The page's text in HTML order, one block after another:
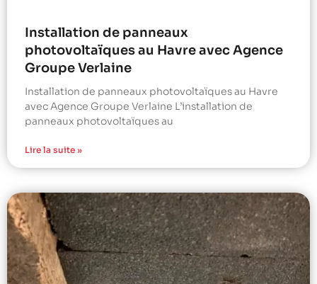
Installation de panneaux
photovoltaïques au Havre avec Agence
Groupe Verlaine
Installation de panneaux photovoltaïques au Havre
avec Agence Groupe Verlaine L’installation de
panneaux photovoltaïques au
Lire la suite »